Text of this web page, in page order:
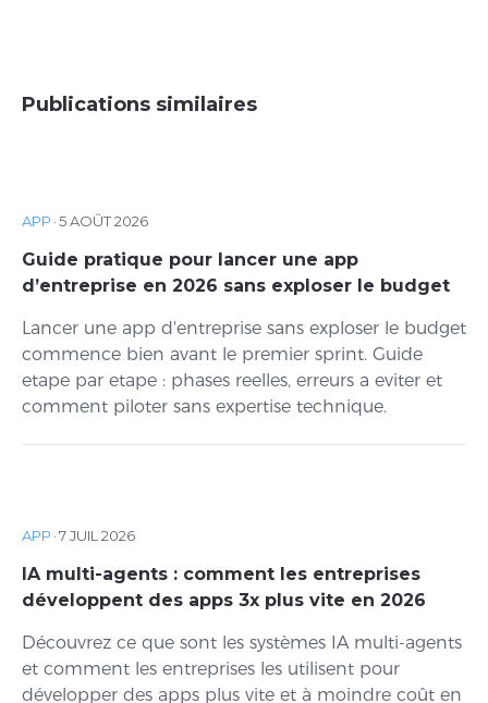
Publications similaires
APP ·5 AOÛT 2026
Guide pratique pour lancer une app
d’entreprise en 2026 sans exploser le budget
Lancer une app d'entreprise sans exploser le budget
commence bien avant le premier sprint. Guide
etape par etape : phases reelles, erreurs a eviter et
comment piloter sans expertise technique.
APP ·7 JUIL 2026
IA multi-agents : comment les entreprises
développent des apps 3x plus vite en 2026
Découvrez ce que sont les systèmes IA multi-agents
et comment les entreprises les utilisent pour
développer des apps plus vite et à moindre coût en